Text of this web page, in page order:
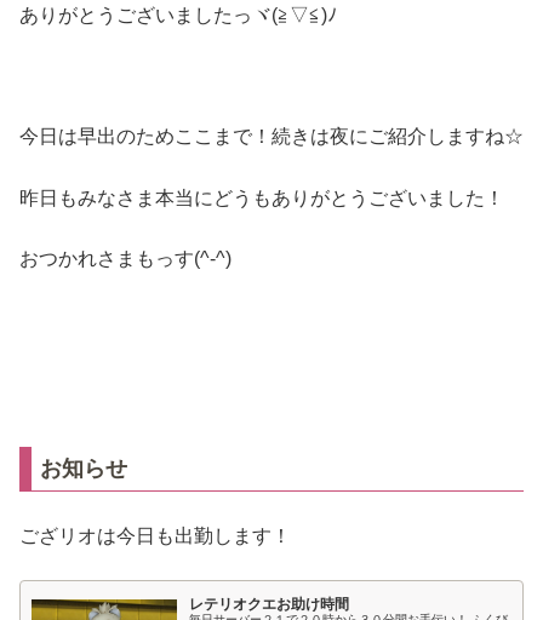
ありがとうございましたっヾ(≧▽≦)ﾉ
今日は早出のためここまで！続きは夜にご紹介しますね☆
昨日もみなさま本当にどうもありがとうございました！
おつかれさまもっす(^-^)ゞ
お知らせ
ござリオは今日も出勤します！
レテリオクエお助け時間